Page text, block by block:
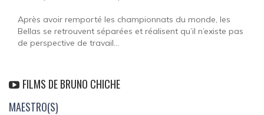
Après avoir remporté les championnats du monde, les
Bellas se retrouvent séparées et réalisent qu’il n’existe pas
de perspective de travail...
FILMS DE BRUNO CHICHE
MAESTRO(S)